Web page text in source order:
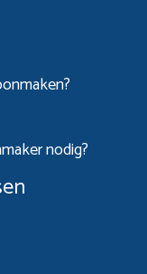
nodig?